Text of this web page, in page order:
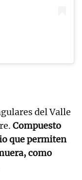
del Valle
Compuesto
que permiten
como